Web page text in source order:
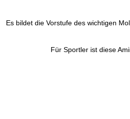
Es bildet die Vorstufe des wichtigen
Für Sportler ist diese